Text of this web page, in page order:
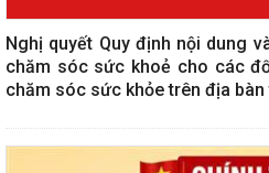
Nghị quyết Quy định nội dung
chăm sóc sức khoẻ cho các
chăm sóc sức khỏe trên địa bàn